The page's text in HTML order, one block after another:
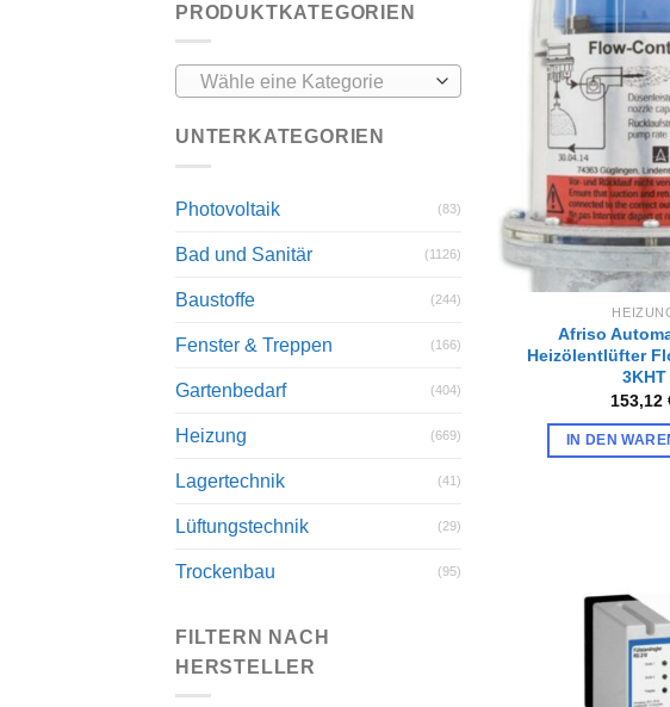
PRODUKTKATEGORIEN
Wähle eine Kategorie
UNTERKATEGORIEN
Photovoltaik (83)
Bad und Sanitär (1126)
Baustoffe (244)
Fenster & Treppen (166)
Gartenbedarf (404)
Heizung (669)
Lagertechnik (41)
Lüftungstechnik (29)
Trockenbau (95)
FILTERN NACH
HERSTELLER
Afriso
Heizölentlüfter
3KHT
153,12
IN DEN